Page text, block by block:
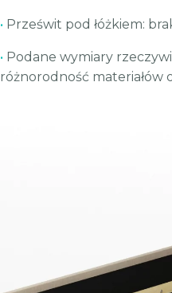
• Prześwit pod łóżkiem:
• Podane wymiary
różnorodność materiałów